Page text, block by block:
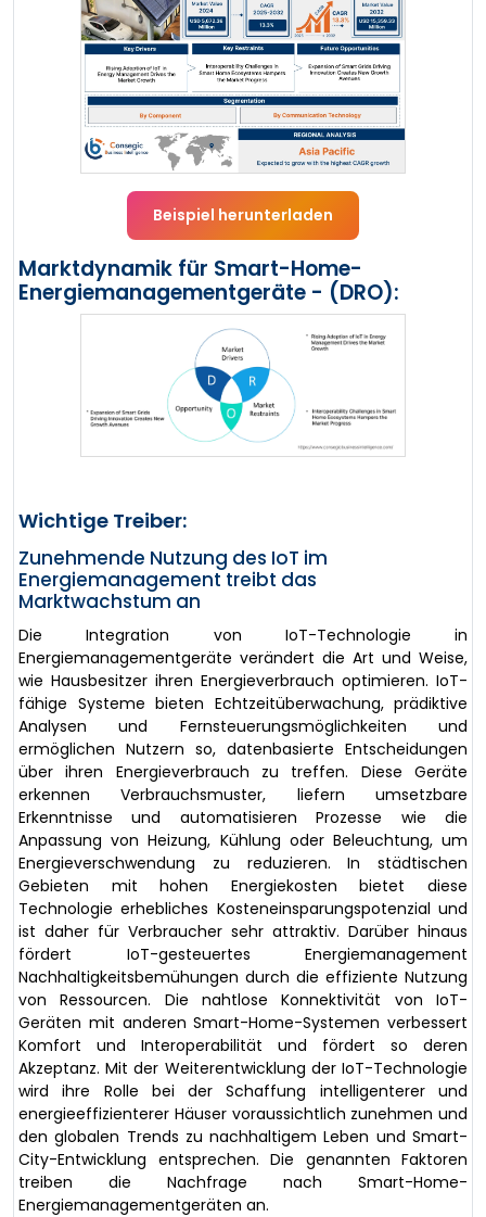
Beispiel herunterladen
Marktdynamik für Smart-Home-
Energiemanagementgeräte - (DRO):
Wichtige Treiber:
Zunehmende Nutzung des IoT im
Energiemanagement treibt das
Marktwachstum an
Die Integration von IoT-Technologie in
Energiemanagementgeräte verändert die Art und Weise,
wie Hausbesitzer ihren Energieverbrauch optimieren. IoT-
fähige Systeme bieten Echtzeitüberwachung, prädiktive
Analysen und Fernsteuerungsmöglichkeiten und
ermöglichen Nutzern so, datenbasierte Entscheidungen
über ihren Energieverbrauch zu treffen. Diese Geräte
erkennen Verbrauchsmuster, liefern umsetzbare
Erkenntnisse und automatisieren Prozesse wie die
Anpassung von Heizung, Kühlung oder Beleuchtung, um
Energieverschwendung zu reduzieren. In städtischen
Gebieten mit hohen Energiekosten bietet diese
Technologie erhebliches Kosteneinsparungspotenzial und
ist daher für Verbraucher sehr attraktiv. Darüber hinaus
fördert IoT-gesteuertes Energiemanagement
Nachhaltigkeitsbemühungen durch die effiziente Nutzung
von Ressourcen. Die nahtlose Konnektivität von IoT-
Geräten mit anderen Smart-Home-Systemen verbessert
Komfort und Interoperabilität und fördert so deren
Akzeptanz. Mit der Weiterentwicklung der IoT-Technologie
wird ihre Rolle bei der Schaffung intelligenterer und
energieeffizienterer Häuser voraussichtlich zunehmen und
den globalen Trends zu nachhaltigem Leben und Smart-
City-Entwicklung entsprechen. Die genannten Faktoren
treiben die Nachfrage nach Smart-Home-
Energiemanagementgeräten an.